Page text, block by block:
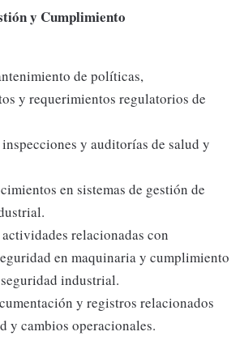
y Cumplimiento
de políticas,
y requerimientos regulatorios de
y auditorías de salud y
en sistemas de gestión de
relacionadas con
en maquinaria y cumplimiento
industrial.
y registros relacionados
y cambios operacionales.